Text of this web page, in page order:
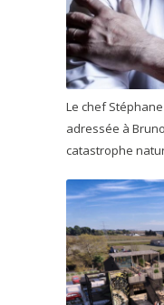
Le chef
adressée à
catastrophe